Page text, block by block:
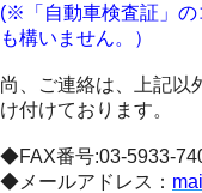
(※「自動車検査証」の
も構いません。）
尚、ご連絡は、上記以
け付けております。
◆FAX番号:03-5933-
◆メールアドレス：